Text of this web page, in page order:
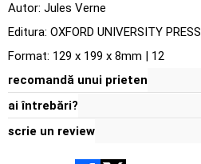
Autor: Jules Verne
Editura: OXFORD UNIVERSITY PRESS
Format: 129 x 199 x 8mm | 12
recomandă unui prieten
ai întrebări?
scrie un review